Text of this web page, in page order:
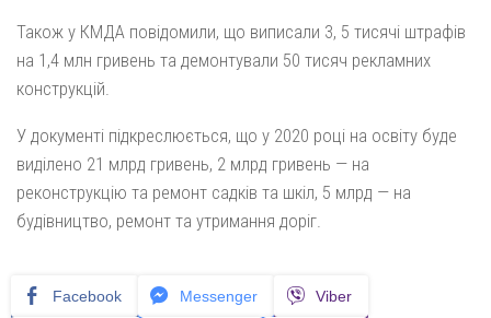
Також у КМДА повідомили, що виписали 3, 5 тисячі штрафів
на 1,4 млн гривень та демонтували 50 тисяч рекламних
конструкцій.
У документі підкреслюється, що у 2020 році на освіту буде
виділено 21 млрд гривень, 2 млрд гривень — на
реконструкцію та ремонт садків та шкіл, 5 млрд — на
будівництво, ремонт та утримання доріг.
Facebook Messenger Viber